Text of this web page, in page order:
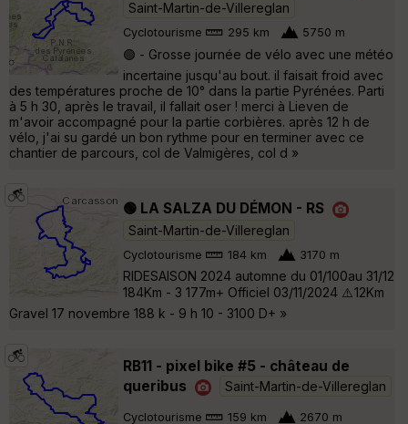
Saint-Martin-de-Villereglan
Cyclotourisme 295 km 5750 m
🟢 - Grosse journée de vélo avec une météo
incertaine jusqu'au bout. il faisait froid avec
des températures proche de 10° dans la partie Pyrénées. Parti
à 5 h 30, après le travail, il fallait oser ! merci à Lieven de
m'avoir accompagné pour la partie corbières. après 12 h de
vélo, j'ai su gardé un bon rythme pour en terminer avec ce
chantier de parcours, col de Valmigères, col d »
🟢 LA SALZA DU DÉMON - RS
Saint-Martin-de-Villereglan
Cyclotourisme 184 km 3170 m
RIDESAISON 2024 automne du 01/100au 31/12
184Km - 3 177m+ Officiel 03/11/2024 ⚠️ 12Km
Gravel 17 novembre 188 k - 9 h 10 - 3100 D+ »
RB11 - pixel bike #5 - château de
queribus
Saint-Martin-de-Villereglan
Cyclotourisme 159 km 2670 m